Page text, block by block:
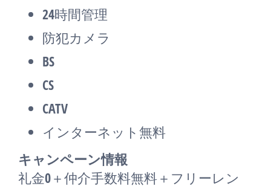
24時間管理
防犯カメラ
BS
CS
CATV
インターネット無料
キャンペーン情報
礼金0＋仲介手数料無料＋ フリーレン